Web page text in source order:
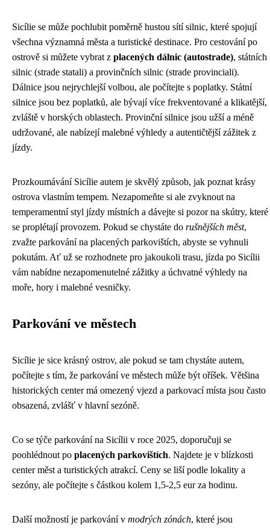
Sicílie se může pochlubit poměrně hustou sítí silnic, které spojují
všechna významná města a turistické destinace. Pro cestování po
ostrově si můžete vybrat z placených dálnic (autostrade), státních
silnic (strade statali) a provinčních silnic (strade provinciali).
Dálnice jsou nejrychlejší volbou, ale počítejte s poplatky. Státní
silnice jsou bez poplatků, ale bývají více frekventované a klikatější,
zvláště v horských oblastech. Provinční silnice jsou užší a méně
udržované, ale nabízejí malebné výhledy a autentičtější zážitek z
jízdy.
Prozkoumávání Sicílie autem je skvělý způsob, jak poznat krásy
ostrova vlastním tempem. Nezapomeňte si ale zvyknout na
temperamentní styl jízdy místních a dávejte si pozor na skútry, které
se proplétají provozem. Pokud se chystáte do rušnějších měst,
zvažte parkování na placených parkovištích, abyste se vyhnuli
pokutám. Ať už se rozhodnete pro jakoukoli trasu, jízda po Sicílii
vám nabídne nezapomenutelné zážitky a úchvatné výhledy na
moře, hory i malebné vesničky.
Parkování ve městech
Sicílie je sice krásný ostrov, ale pokud se tam chystáte autem,
počítejte s tím, že parkování ve městech může být oříšek. Většina
historických center má omezený vjezd a parkovací místa jsou často
obsazená, zvlášť v hlavní sezóně.
Co se týče parkování na Sicílii v roce 2025, doporučuji se
poohlédnout po placených parkovištích. Najdete je v blízkosti
center měst a turistických atrakcí. Ceny se liší podle lokality a
sezóny, ale počítejte s částkou kolem 1,5-2,5 eur za hodinu.
Další možností je parkování v modrých zónách, které jsou